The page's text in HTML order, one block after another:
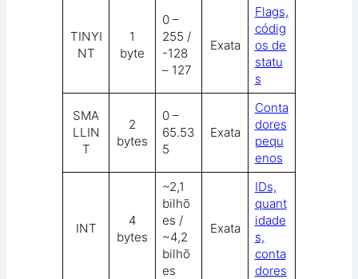
TINYI
NT
1
byte
0 –
255 /
-128
– 127
Exata
Flags,
códig
os de
statu
s
SMA
LLIN
T
2
bytes
0 –
65.53
5
Exata
Conta
dores
pequ
enos
INT
4
bytes
~2,1
bilhõ
es /
~4,2
bilhõ
es
Exata
IDs,
quant
idade
s,
conta
dores